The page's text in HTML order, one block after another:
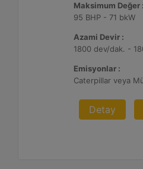
Maksimum Değer :
95 BHP - 71 bkW
Azami Devir :
1800 dev/dak. -
Emisyonlar :
Detay